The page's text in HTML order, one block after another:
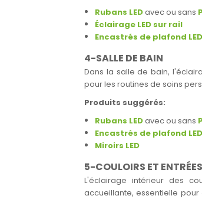
Rubans LEDavec ou sans
Éclairage LED sur rail
Encastrés de plafond LED
4-SALLE DE BAIN
Dans la salle de bain,
pour les routines de soins
Produits suggérés:
Rubans LEDavec ou sans
Encastrés de plafond LED
Miroirs LED
5-COULOIRS ET ENTRÉES
L'éclairage intérieur des
accueillante, essentielle